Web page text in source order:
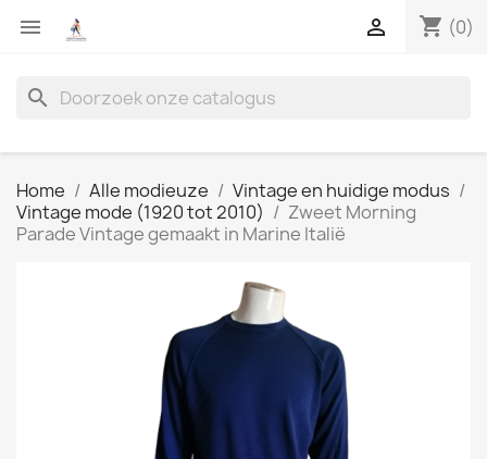
 shopping_cart (0)

search
Home Alle modieuze
Vintage en huidige modus
Vintage mode (1920 tot 2010)
Zweet Morning
Parade Vintage gemaakt in Marine Italië